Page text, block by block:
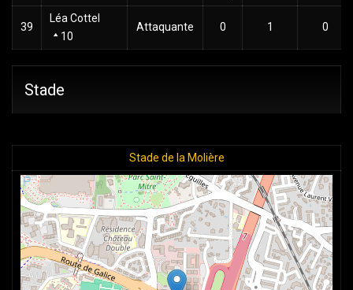
39
Léa Cottel
10
Attaquante 0 1 0
Stade
Stade de la Molière